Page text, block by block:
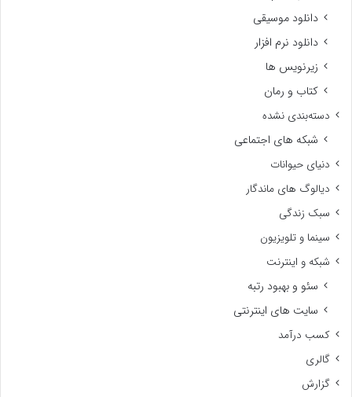
دانلود موسیقی
دانلود نرم افزار
زیرنویس ها
کتاب و رمان
دسته‌بندی نشده
شبکه های اجتماعی
دنیای حیوانات
دیالوگ های ماندگار
سبک زندگی
سینما و تلویزیون
شبکه و اینترنت
سئو و بهبود رتبه
سایت های اینترنتی
کسب درآمد
گالری
گزارش